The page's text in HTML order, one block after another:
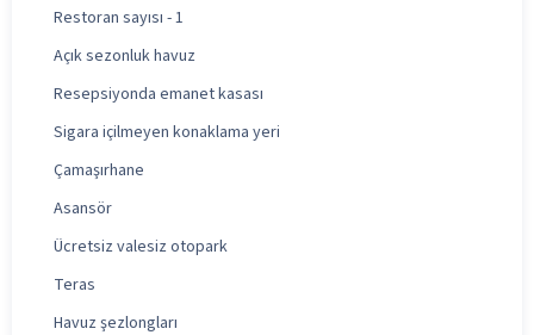
Restoran sayısı - 1
Açık sezonluk havuz
Resepsiyonda emanet kasası
Sigara içilmeyen konaklama yeri
Çamaşırhane
Asansör
Ücretsiz valesiz otopark
Teras
Havuz şezlongları